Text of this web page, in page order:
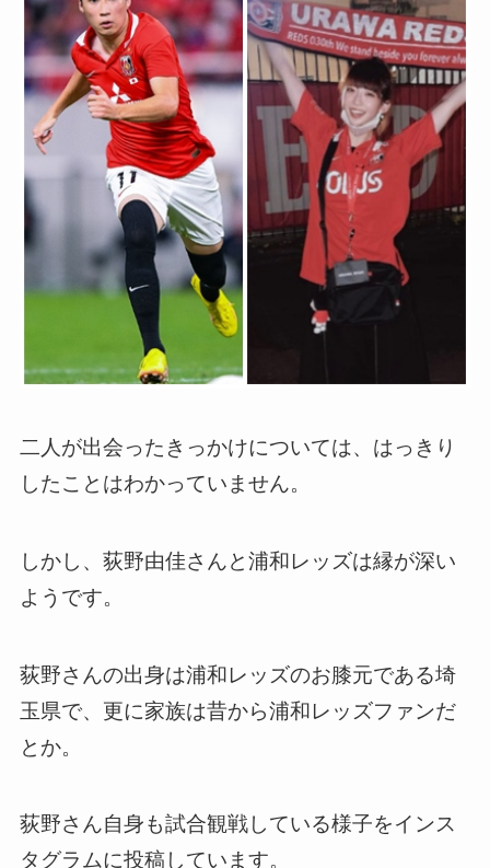
二人が出会ったきっかけについては、はっきり
したことはわかっていません。
しかし、荻野由佳さんと浦和レッズは縁が深い
ようです。
荻野さんの出身は浦和レッズのお膝元である埼
玉県で、更に家族は昔から浦和レッズファンだ
とか。
荻野さん自身も試合観戦している様子をインス
タグラムに投稿しています。